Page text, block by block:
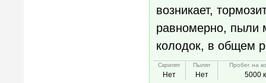
возникает,
равномерно, пыли
колодок, в общем
Скрипят
Нет
Пылят
Нет
Пробег на
5000